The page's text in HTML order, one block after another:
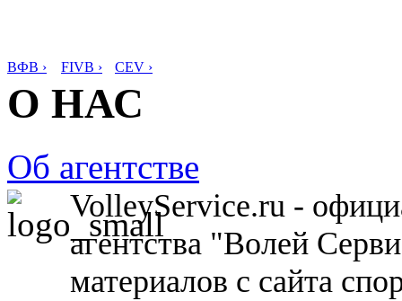
ВФВ › FIVB › CEV ›
О НАС
Об агентстве
VolleyService.ru -
агентства "Волей
материалов с сайта